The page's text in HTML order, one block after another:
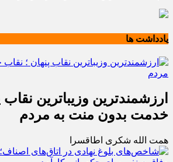
یادداشت ها
ارزشمندترین وزیباترین نقاب
خدمت بدون منت به مردم
همت الله شکری اطاقسرا